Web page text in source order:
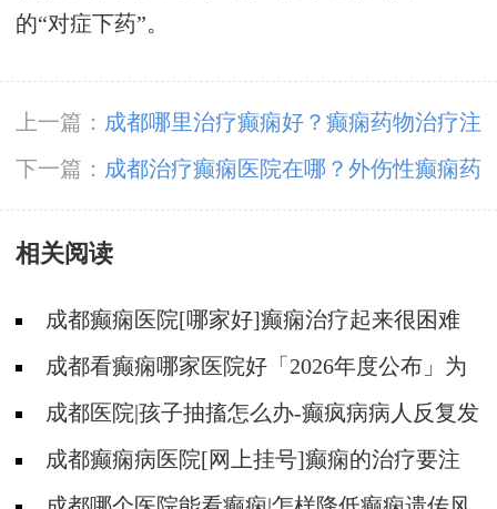
的“对症下药”。
上一篇： 成都哪里治疗癫痫好？癫痫药物治疗注
意事项。
下一篇： 成都治疗癫痫医院在哪？外伤性癫痫药
物的治疗原则
相关阅读
成都癫痫医院[哪家好]癫痫治疗起来很困难
吗?成都看癫痫哪家医院好「2026年度公布」为
什么有癫痫的病人容易猝死?
成都医院|孩子抽搐怎么办-癫疯病病人反复发
作的原因是什么?
成都癫痫病医院[网上挂号]癫痫的治疗要注